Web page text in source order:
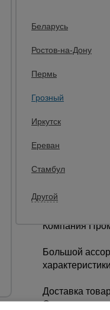
База:
Высота:
Макс. высота:
Компания
Большой
Доставка
Оперативная
Беларусь
Ростов-на-Дону
Пермь
Грозный
Иркутск
Ереван
Стамбул
Другой